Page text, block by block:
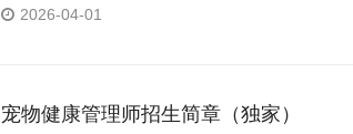
2026-04-01
宠物健康管理师招生简章（独家）